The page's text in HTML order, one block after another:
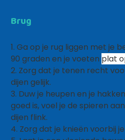
Brug
1. Ga op je rug liggen met je
90 graden en je voeten plat
2. Zorg dat je tenen recht
dijen gelijk.
3. Duw je heupen en je
goed is, voel je de spieren
dijen flink.
4. Zorg dat je knieën voorbij